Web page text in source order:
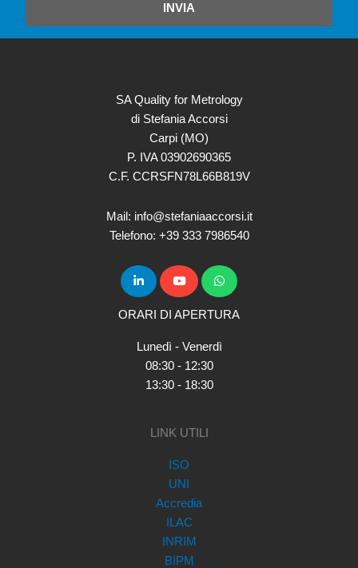
INVIA
SA Quality for Metrology
di Stefania Accorsi
Carpi (MO)
P. IVA 03902690365
C.F. CCRSFN78L66B819V
Mail: info@stefaniaaccorsi.it
Telefono: +39 333 7986540
ORARI DI APERTURA
Lunedì - Venerdì
08:30 - 12:30
13:30 - 18:30
LINK UTILI
ISO
UNI
Accredia
ILAC
INRIM
BIPM